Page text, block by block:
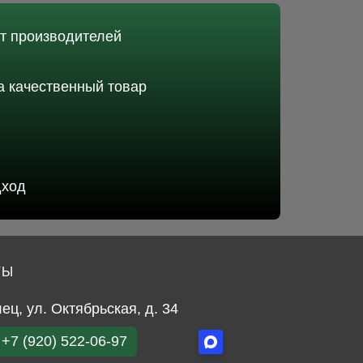
производителей
товар
ул. Октябрьская, д. 34
+7 (920) 522-06-97